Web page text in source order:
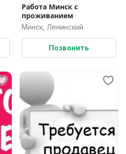
Работа Минск с
проживанием
Минск, Ленинский
Позвонить